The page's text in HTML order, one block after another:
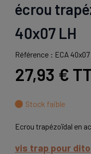
écrou
40x07 LH
Référence : ECA 40x07
27,93 €
Stock faible
Ecrou trapézoïdal en
vis trap pour dito